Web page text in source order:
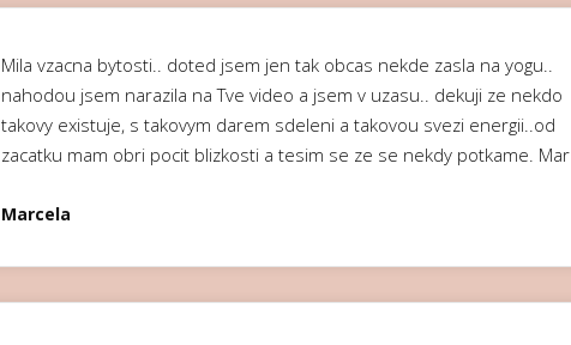
Mila vzacna bytosti.. doted jsem jen tak obcas nekde zasla na yogu..
nahodou jsem narazila na Tve video a jsem v uzasu.. dekuji ze nekdo
takovy existuje, s takovym darem sdeleni a takovou svezi energii..od
zacatku mam obri pocit blizkosti a tesim se ze se nekdy potkame.
Marcela